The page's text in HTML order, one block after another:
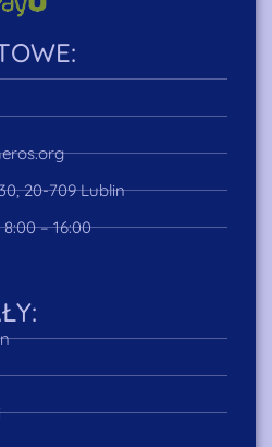
20-709 Lublin
– 16:00